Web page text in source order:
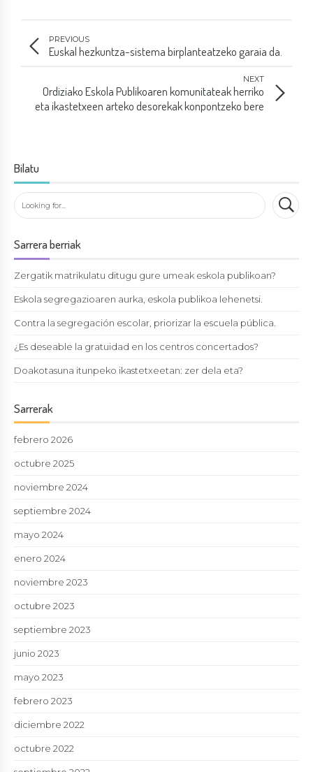
PREVIOUS
Euskal hezkuntza-sistema birplanteatzeko garaia da.
NEXT
Ordiziako Eskola Publikoaren komunitateak herriko
eta ikastetxeen arteko desorekak konpontzeko bere
Bilatu
Sarrera berriak
Zergatik matrikulatu ditugu gure umeak eskola publikoan?
Eskola segregazioaren aurka, eskola publikoa lehenetsi.
Contra la segregación escolar, priorizar la escuela pública.
¿Es deseable la gratuidad en los centros concertados?
Doakotasuna itunpeko ikastetxeetan: zer dela eta?
Sarrerak
febrero 2026
octubre 2025
noviembre 2024
septiembre 2024
mayo 2024
enero 2024
noviembre 2023
octubre 2023
septiembre 2023
junio 2023
mayo 2023
febrero 2023
diciembre 2022
octubre 2022